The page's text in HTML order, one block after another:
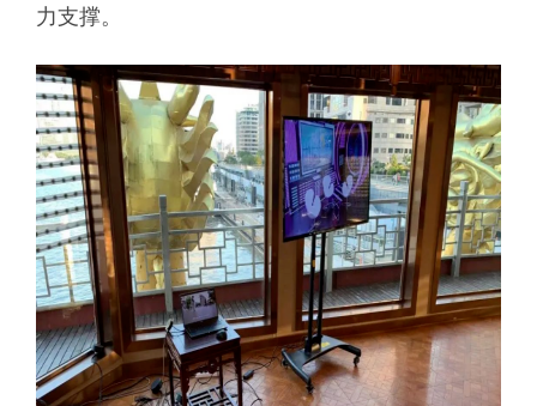
力支撑。